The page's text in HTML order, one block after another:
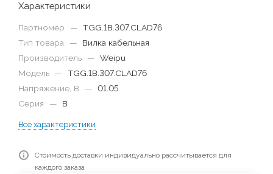
Характеристики
Партномер — TGG.1B.307.CLAD76
Тип товара
—
Вилка кабельная
Производитель
— Weipu
Модель
— TGG.1B.307.CLAD76
Напряжение, В
— 01.05
Серия
— B
Все характеристики
Стоимость доставки индивидуально рассчитывается для
каждого заказа